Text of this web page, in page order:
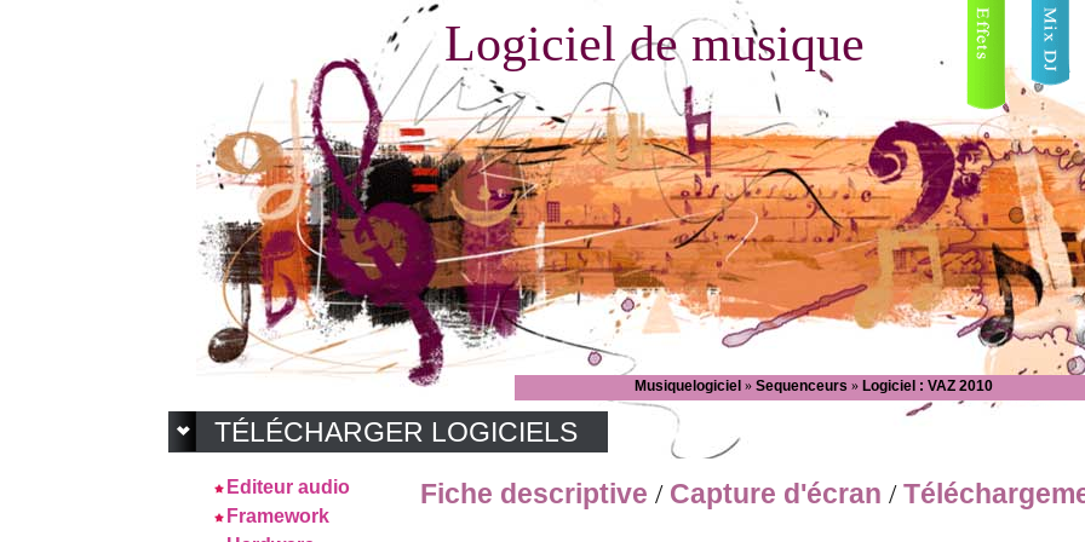
Logiciel de musique
Musiquelogiciel » Sequenceurs » Logiciel : VAZ 2010
TÉLÉCHARGER LOGICIELS
Editeur audio
Framework
Fiche descriptive / Capture d'écran /